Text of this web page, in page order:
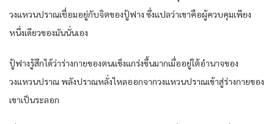
วงแหวน​ปราณ​เชื่อม​อยู่​กับ​จิต​ของ​ปู้ฟาง ซึ่งแปล​ว่า​เขา​คือ​ผู้ควบคุม​เพียง​
หนึ่งเดียว​ของ​มัน​นั่นเอง​
ปู้ฟางรู้สึก​ได้​ว่า​ร่างกาย​ของ​ตน​แข็งแกร่ง​ขึ้น​มาก​เมื่อ​อยู่​ใต้​อำนาจ​ของ​
วงแหวน​ปราณ​ พลัง​ปราณ​หลั่งไหล​ออกจาก​วงแหวน​ปราณ​เข้าสู่​ร่างกาย​ของ​
เขา​เป็น​ระลอก​